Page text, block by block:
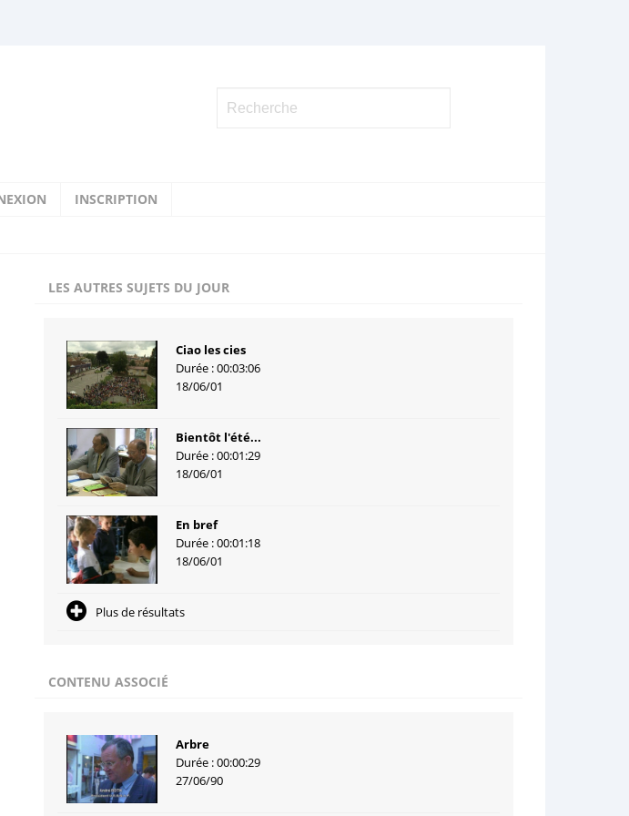
INSCRIPTION
LES AUTRES SUJETS DU JOUR
Ciao les cies
Durée : 00:03:06
18/06/01
Bientôt l'été...
Durée : 00:01:29
18/06/01
En bref
Durée : 00:01:18
18/06/01
Plus de résultats
CONTENU ASSOCIÉ
Arbre
Durée : 00:00:29
27/06/90